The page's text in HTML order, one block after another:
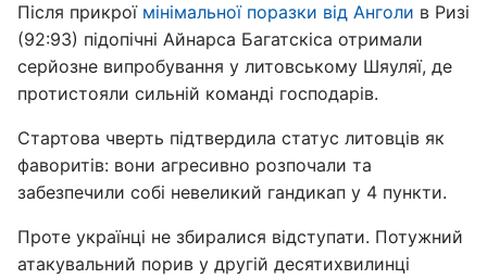
Після прикрої мінімальної поразки від Анголи в Ризі
(92:93) підопічні Айнарса Багатскіса отримали
серйозне випробування у литовському Шяуляї, де
протистояли сильній команді господарів.
Стартова чверть підтвердила статус литовців як
фаворитів: вони агресивно розпочали та
забезпечили собі невеликий гандикап у 4 пункти.
Проте українці не збиралися відступати. Потужний
атакувальний порив у другій десятихвилинці